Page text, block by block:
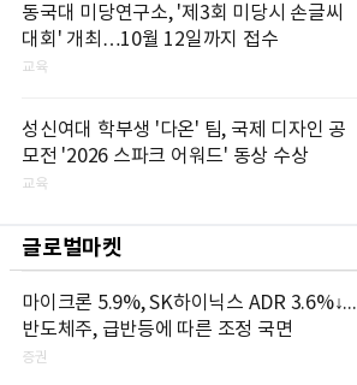
동국대 미당연구소, '제3회 미당시 손글씨
대회' 개최…10월 12일까지 접수
교육
성신여대 학부생 '다온' 팀, 국제 디자인 공
모전 '2026 스파크 어워드' 동상 수상
교육
글로벌마켓
마이크론 5.9%, SK하이닉스 ADR 3.6%↓...
반도체주, 급반등에 따른 조정 국면
증권